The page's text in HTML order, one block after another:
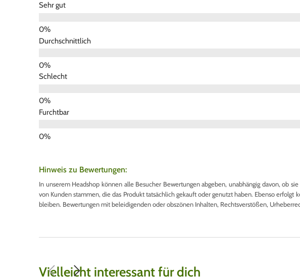
Sehr gut
Durchschnittlich
Schlecht
Furchtbar
Hinweis zu Bewertungen:
In unserem Headshop können alle Besucher Bewertungen abgeben, unabhängig davon, ob
von Kunden stammen, die das Produkt tatsächlich gekauft oder genutzt haben. Ebenso
bleiben. Bewertungen mit beleidigenden oder obszönen Inhalten, Rechtsverstößen,
Vielleicht interessant für dich